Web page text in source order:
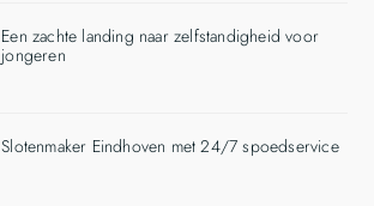
Een zachte landing naar zelfstandigheid voor
jongeren
Slotenmaker Eindhoven met 24/7 spoedservice